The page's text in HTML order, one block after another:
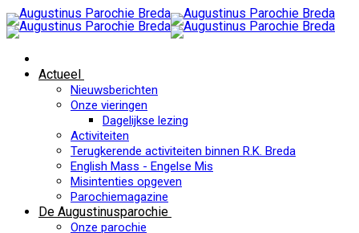
Actueel
Nieuwsberichten
Onze vieringen
Dagelijkse lezing
Activiteiten
Terugkerende activiteiten binnen R.K. Breda
English Mass - Engelse Mis
Misintenties opgeven
Parochiemagazine
De Augustinusparochie
Onze parochie